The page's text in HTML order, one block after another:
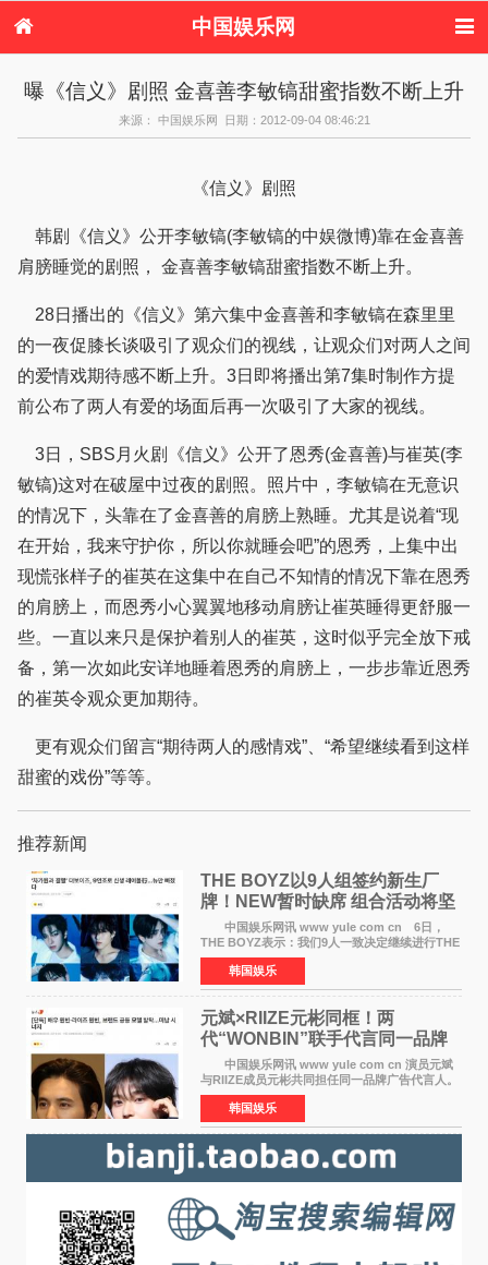
中国娱乐网
港台娱乐
日本娱乐 韩国娱乐
欧美娱乐
音乐新闻 影视新闻
内地明星八卦
八卦
曝《信义》剧照 金喜善李敏镐甜蜜指数不断上升
来源： 中国娱乐网 日期：2012-09-04 08:46:21
《信义》剧照
韩剧《信义》公开李敏镐(李敏镐的中娱微博)靠在金喜善
肩膀睡觉的剧照， 金喜善李敏镐甜蜜指数不断上升。
28日播出的《信义》第六集中金喜善和李敏镐在森里里
的一夜促膝长谈吸引了观众们的视线，让观众们对两人之间
的爱情戏期待感不断上升。3日即将播出第7集时制作方提
前公布了两人有爱的场面后再一次吸引了大家的视线。
3日，SBS月火剧《信义》公开了恩秀(金喜善)与崔英(李
敏镐)这对在破屋中过夜的剧照。照片中，李敏镐在无意识
的情况下，头靠在了金喜善的肩膀上熟睡。尤其是说着“现
在开始，我来守护你，所以你就睡会吧”的恩秀，上集中出
现慌张样子的崔英在这集中在自己不知情的情况下靠在恩秀
的肩膀上，而恩秀小心翼翼地移动肩膀让崔英睡得更舒服一
些。一直以来只是保护着别人的崔英，这时似乎完全放下戒
备，第一次如此安详地睡着恩秀的肩膀上，一步步靠近恩秀
的崔英令观众更加期待。
更有观众们留言“期待两人的感情戏”、“希望继续看到这样
甜蜜的戏份”等等。
推荐新闻
THE BOYZ以9人组签约新生厂
牌！NEW暂时缺席 组合活动将坚
定不移继续
中国娱乐网讯 www yule com cn 6日，
THE BOYZ表示：我们9人一致决定继续进行THE
BOYZ组合活动，并且已经完成了组合团体活动
签约。目前正在新生厂牌下进行活动准备。尚未
离开THE BOYZ原所
韩国娱乐
元斌×RIIZE元彬同框！两
代“WONBIN”联手代言同一品牌
颜值天花板合体
中国娱乐网讯 www yule com cn 演员元斌
与RIIZE成员元彬共同担任同一品牌广告代言人。
6日据独家报道，继演员元斌之后，RIIZE元彬最
近也被选为某在线中介平台A公司的共同广告代言
人，两人将作
韩国娱乐